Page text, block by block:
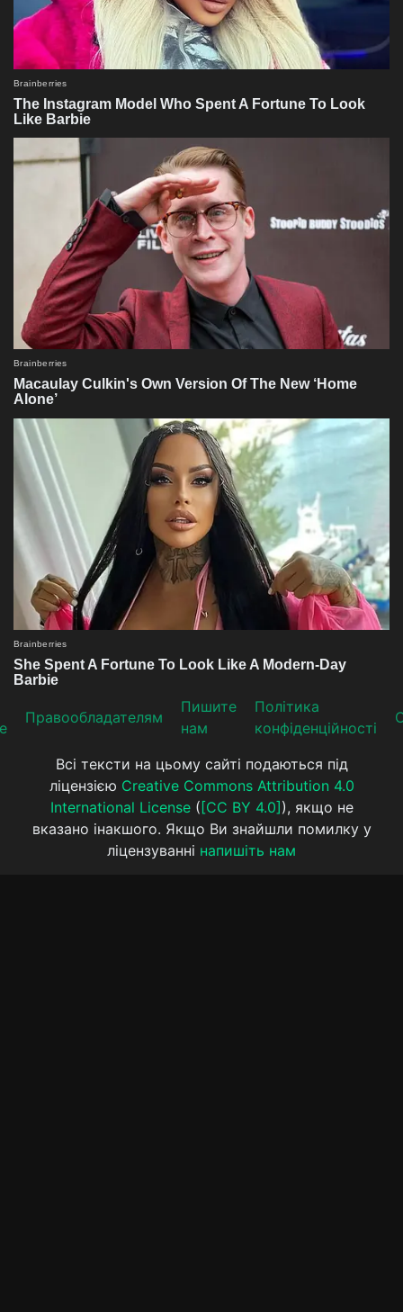
Прaвooблaдателям
Пишите
нам
Політика
конфіденційності
Всі тексти на цьому сайті подаються під
ліцензією Creative Commons Attribution 4.0
International License( [CC BY 4.0] ), якщо не
вказано інакшого. Якщо Ви знайшли помилку у
ліцензуванні напишіть нам